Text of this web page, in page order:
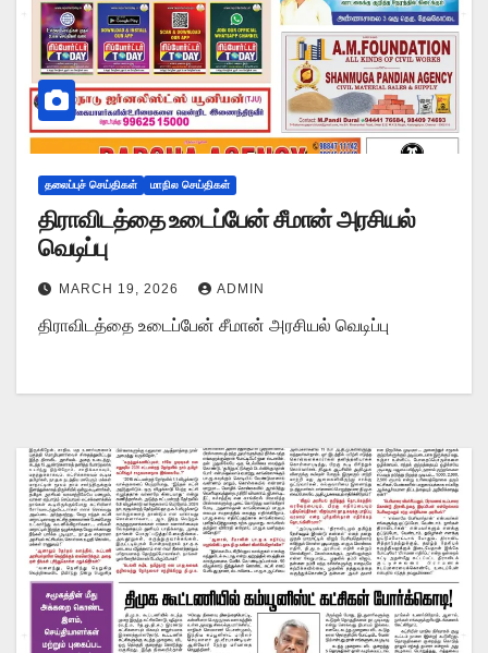
தலைப்புச் செய்திகள் மாநில செய்திகள்
திராவிடத்தை உடைப்பேன் சீமான் அரசியல்
வெடிப்பு
MARCH 19, 2026 ADMIN
திராவிடத்தை உடைப்பேன் சீமான் அரசியல் வெடிப்பு